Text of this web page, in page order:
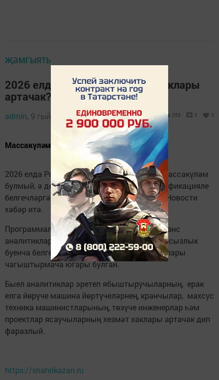
ҖӘМГЫЯТЬ
2026 елда кемнәрнең хезмәт хаклары
артачак?
admin, 9 гыйнвар 2026 - 06:53 358 0 0
Массакүләм арту буламы?
2026 елда Россиядә хезмәт хаклары арту массакүләм
булмый, ә дефицит өлкәләрдә югары квалификацияле
белгечләргә генә кагылачак. Бу хакта РИА Новости
хәбәр итә.
Программалар белән тәэмин итүчеләр, финанс
аналитиклары, инженерлар, киберкуркынычсызлык
буенча белгечләрнең узган елда хезмәт хаклары
чагыштырмача югары булган.
Быел аналитиклар эретеп ябыштыручыларның, ерак
елга йөрүче машина йөртүчеләрнең, кранчылар, махсус
техника машинистларының, төзүче инженерлар һәм
проектлар ясаучыларның хезмәт хаклары артачак дип
фаразлый.
https://shahrikazan.ru